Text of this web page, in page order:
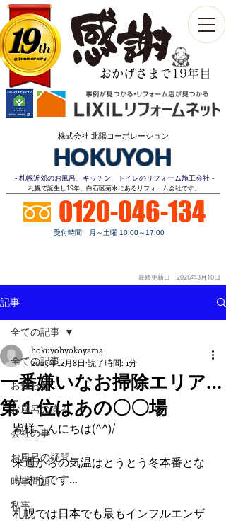
おかげさまで19年目
th
19
Anniversary​
株式会社 北陽コーポレーション
HOKUYOH
- 札幌近郊のお風呂、キッチン、トイレのリフォーム施工会社 -
​札幌で誕生し19年、白石区菊水にあるリフォーム会社です。
0120-046-134
受付時間 月～土曜 10:00～17:00
最終更新日 2026年3月10日
記事
全ての記事
お知らせ
お風呂の痛み
会社の事
お風呂の疑問
時事問題
私事
全ての記事
一番嫌いなお掃除エリア…
第１位はあの〇〇場
hokuyohyokoyama
2023年12月8日 読了時間: 1分
皆様こんにちは(^^)/
来週からの気温はとうとう冬本番とな
りそうです…
札幌では日本でも最もインフルエンザ